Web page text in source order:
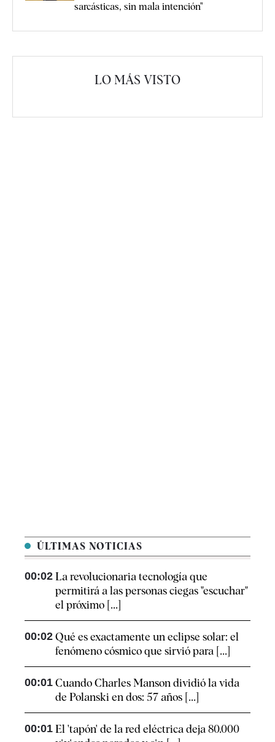
sarcásticas, sin mala intención"
LO MÁS VISTO
ÚLTIMAS NOTICIAS
00:02 La revolucionaria tecnología que
permitirá a las personas ciegas "escuchar"
el próximo [...]
00:02 Qué es exactamente un eclipse solar: el
fenómeno cósmico que sirvió para [...]
00:01 Cuando Charles Manson dividió la vida
de Polanski en dos: 57 años [...]
00:01 El 'tapón' de la red eléctrica deja 80.000